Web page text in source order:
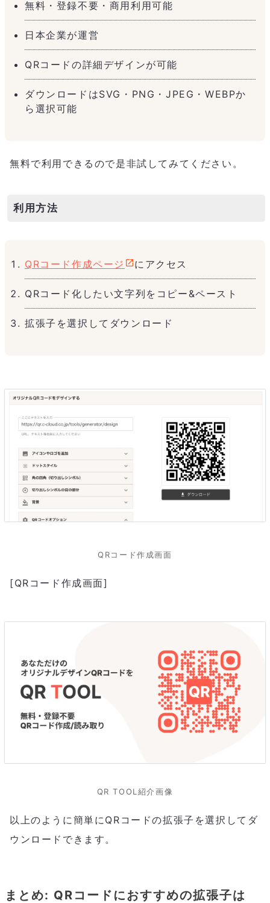
無料・登録不要・商用利用可能
日本企業が運営
QRコードの詳細デザインが可能
ダウンロードはSVG・PNG・JPEG・WEBPか
ら選択可能
無料で利用できるので是非試してみてください。
利用方法
QRコード作成ページ にアクセス
QRコード化したい文字列をコピー&ペースト
拡張子を選択してダウンロード
QRコード作成画面
[QRコード作成画面]
QR TOOL紹介画像
以上のように簡単にQRコードの拡張子を選択してダ
ウンロードできます。
まとめ: QRコードにおすすめの拡張子は